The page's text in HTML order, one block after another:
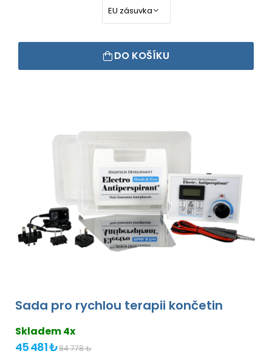
DO KOŠÍKU
Sada pro rychlou terapii končetin
Skladem 4x
45 481 ₺84 778 ₺